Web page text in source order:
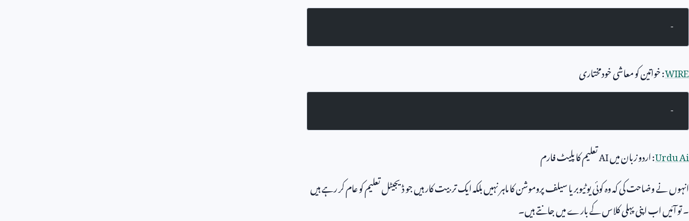
-
WIRE: خواتین کو معاشی خودمختاری
-
Urdu Ai: اردو زبان میںAIتعلیم کا پلیٹ فارم
انہوں نے وضاحت کی کہ وہ کوئی یوٹیوبر یا سیلف پروموشن کا ماہر نہیں بلکہ ایک تربیت کار ہیں جو ڈیجیٹل تعلیم کو عام کر رہے ہیں
۔ تو آئیں اب اپنی پہلی کلاس کے بارے میں جانتے ہیں۔